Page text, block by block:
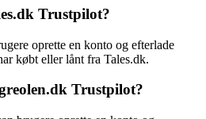
Trustpilot?
oprette en konto og efterlade
købt eller lånt fra Tales.dk.
Trustpilot?